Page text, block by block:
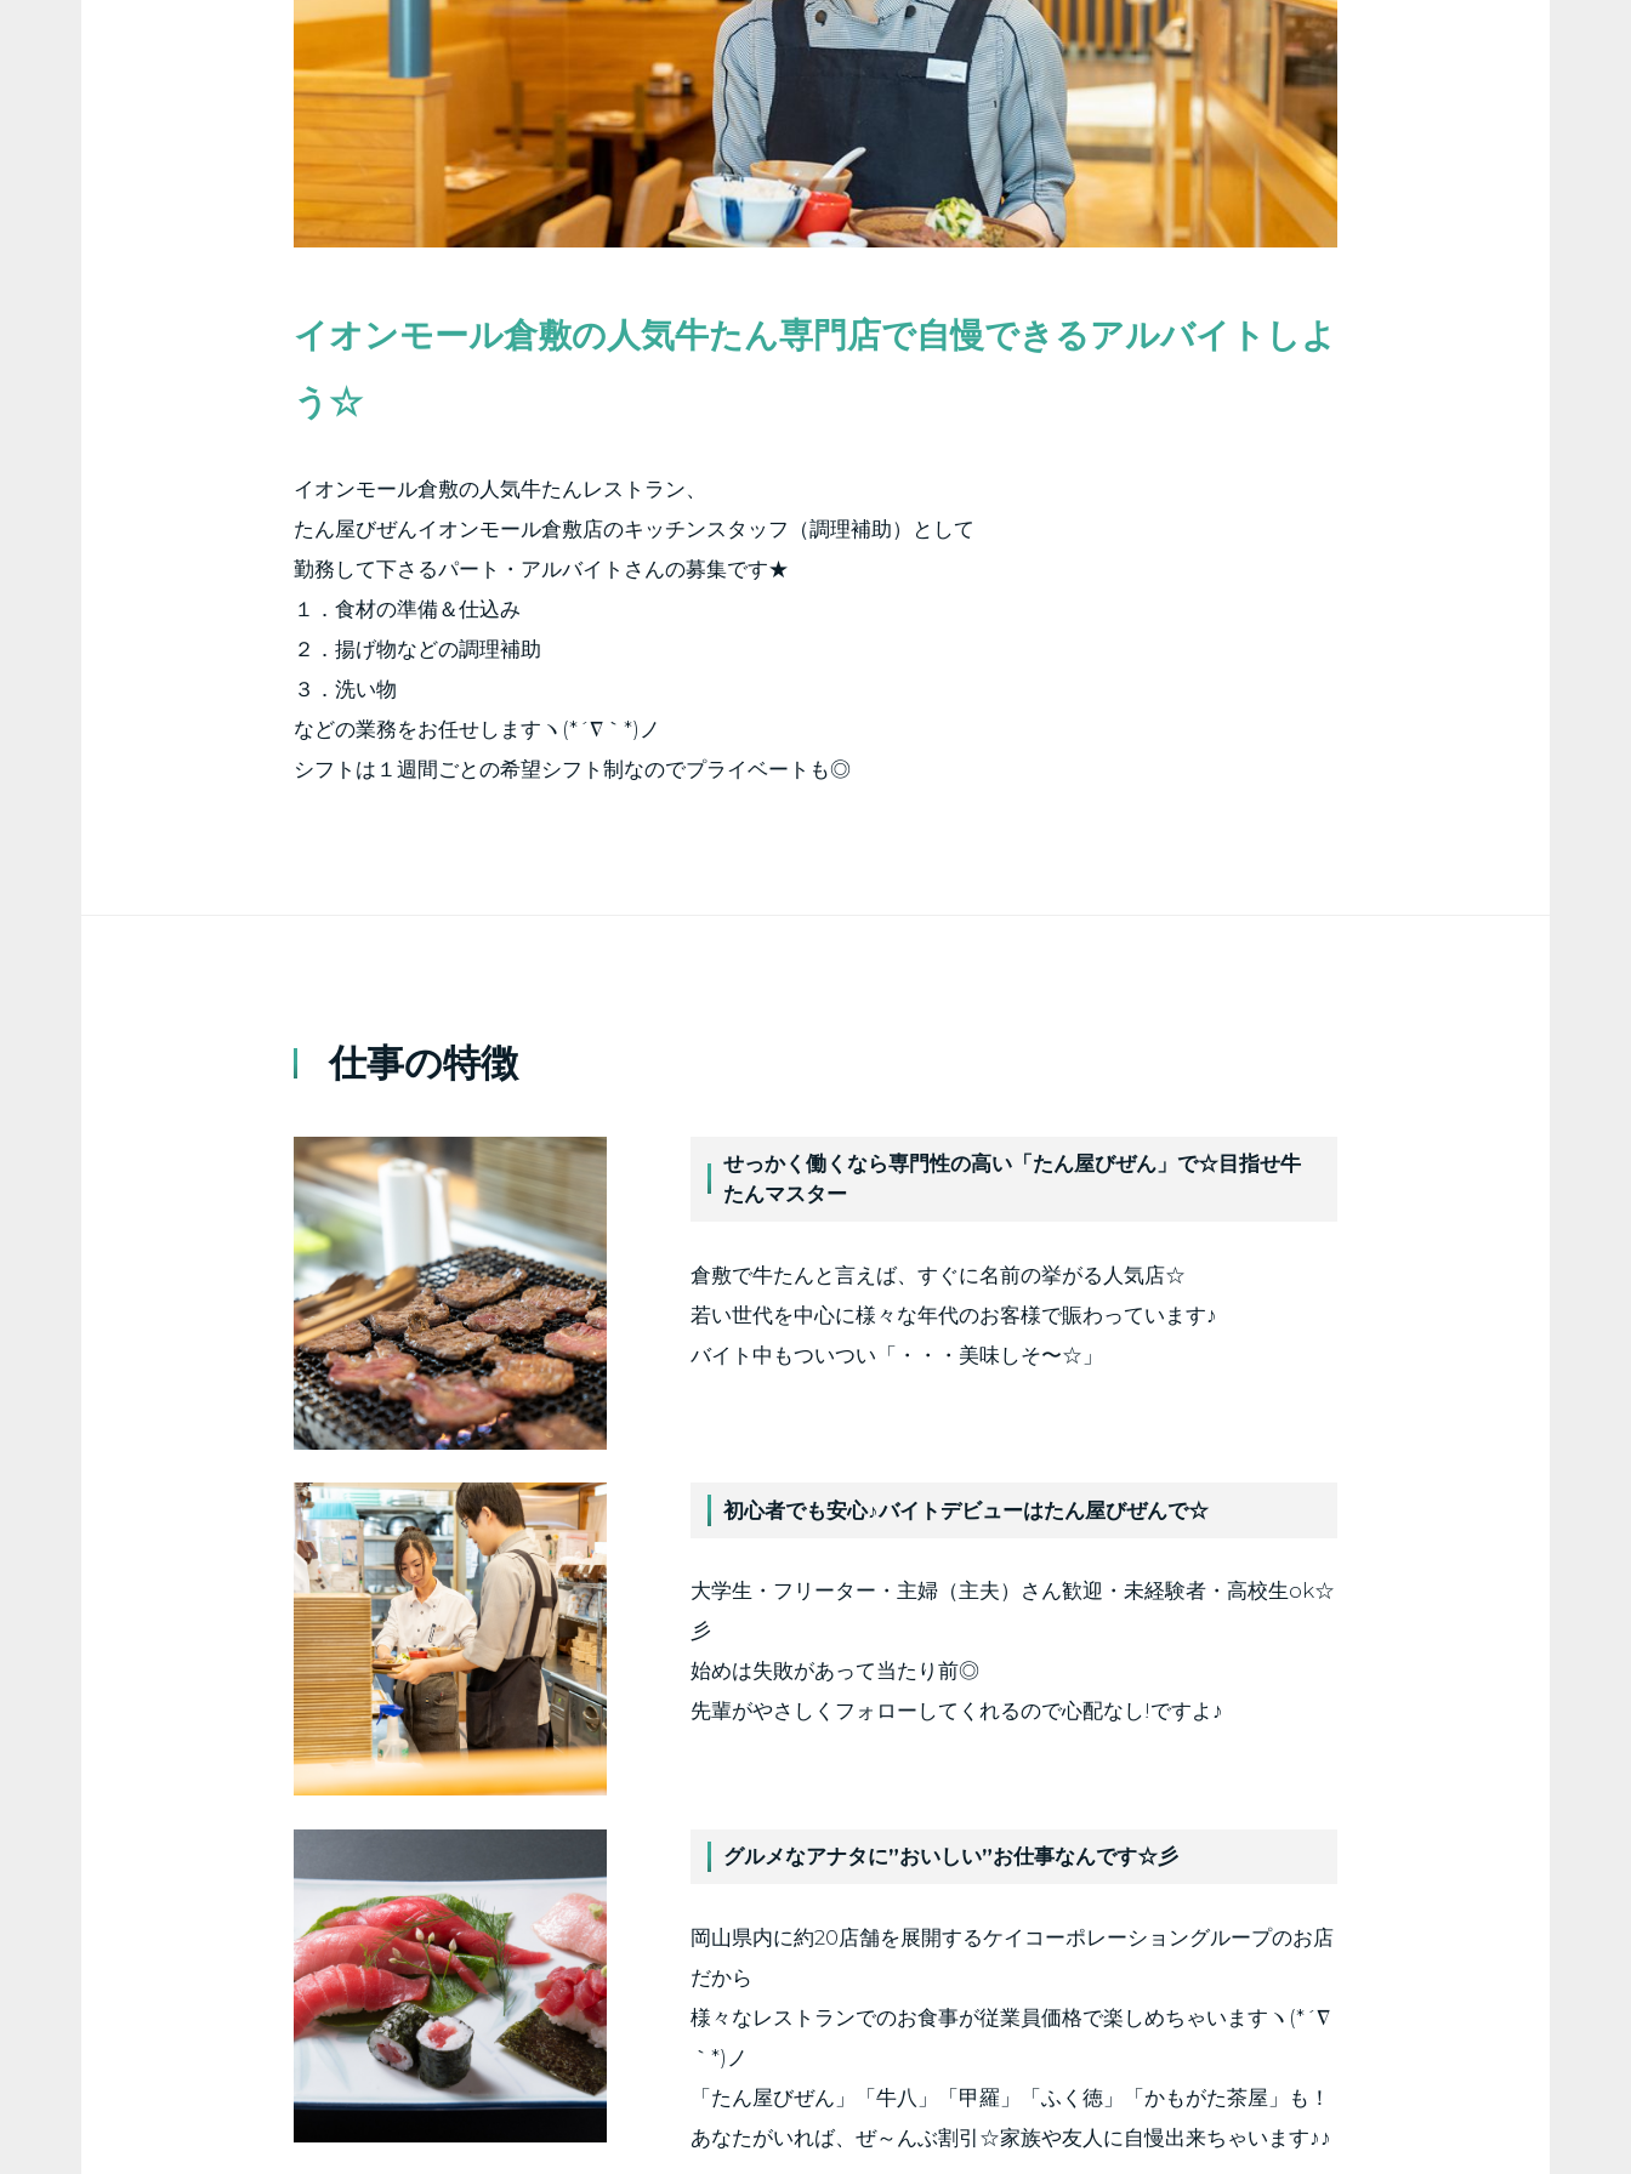
イオンモール倉敷の人気牛たん専門店で自慢できるアルバイトしよ
う☆
イオンモール倉敷の人気牛たんレストラン、
たん屋びぜんイオンモール倉敷店のキッチンスタッフ（調理補助）として
勤務して下さるパート・アルバイトさんの募集です★
１．食材の準備＆仕込み
２．揚げ物などの調理補助
３．洗い物
などの業務をお任せしますヽ(*´∇｀*)ノ
シフトは１週間ごとの希望シフト制なのでプライベートも◎
仕事の特徴
せっかく働くなら専門性の高い「たん屋びぜん」で☆目指せ牛
たんマスター
倉敷で牛たんと言えば、すぐに名前の挙がる人気店☆
若い世代を中心に様々な年代のお客様で賑わっています♪
バイト中もついつい「・・・美味しそ〜☆」
初心者でも安心♪バイトデビューはたん屋びぜんで☆
大学生・フリーター・主婦（主夫）さん歓迎・未経験者・高校生ok☆
彡
始めは失敗があって当たり前◎
先輩がやさしくフォローしてくれるので心配なし!ですよ♪
グルメなアナタに”おいしい”お仕事なんです☆彡
岡山県内に約20店舗を展開するケイコーポレーショングループのお店
だから
様々なレストランでのお食事が従業員価格で楽しめちゃいますヽ(*´∇
｀*)ノ
「たん屋びぜん」「牛八」「甲羅」「ふく徳」「かもがた茶屋」も！
あなたがいれば、ぜ～んぶ割引☆家族や友人に自慢出来ちゃいます♪♪